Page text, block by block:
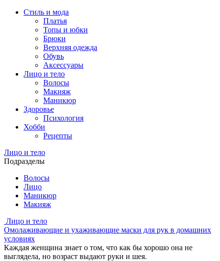
Стиль и мода
Платья
Топы и юбки
Брюки
Верхняя одежда
Обувь
Аксессуары
Лицо и тело
Волосы
Макияж
Маникюр
Здоровье
Психология
Хобби
Рецепты
Лицо и тело
Подразделы
Волосы
Лицо
Маникюр
Макияж
Лицо и тело
Омолаживающие и ухаживающие маски для рук в домашних
условиях
Каждая женщина знает о том, что как бы хорошо она не
выглядела, но возраст выдают руки и шея.